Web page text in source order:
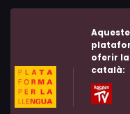
oferir la
català: